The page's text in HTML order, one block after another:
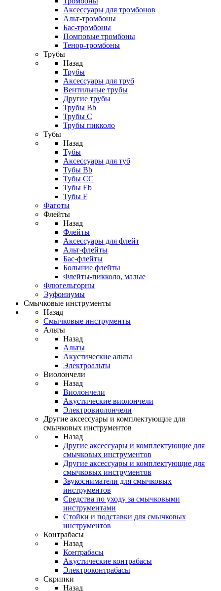
Аксессуары для тромбонов
Альт-тромбоны
Бас-тромбоны
Помповые тромбоны
Тенор-тромбоны
Трубы
Назад
Трубы
Аксессуары для труб
Вентильные трубы
Другие трубы
Трубы Bb
Трубы C
Трубы пикколо
Тубы
Назад
Тубы
Аксессуары для туб
Тубы Bb
Тубы CC
Тубы Eb
Тубы F
Фаготы
Флейты
Назад
Флейты
Аксессуары для флейт
Альт-флейты
Бас-флейты
Большие флейты
Флейты-пикколо, малые
Флюгельгорны
Эуфониумы
Смычковые инструменты
Назад
Смычковые инструменты
Альты
Назад
Альты
Акустические альты
Электроальты
Виолончели
Назад
Виолончели
Акустические виолончели
Электровиолончели
Другие аксессуары и комплектующие для
смычковых инструментов
Назад
Другие аксессуары и комплектующие для
смычковых инструментов
Другие аксессуары и комплектующие для
смычковых инструментов
Звукосниматели для смычковых
инструментов
Средства по уходу за смычковыми
инструментами
Стойки и подставки для смычковых
инструментов
Контрабасы
Назад
Контрабасы
Акустические контрабасы
Электроконтрабасы
Скрипки
Назад